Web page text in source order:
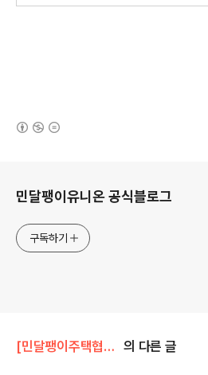
민달팽이유니온 공식블로그
구독하기
[민달팽이주택협동조합]/* 공지사항 의 다른 글